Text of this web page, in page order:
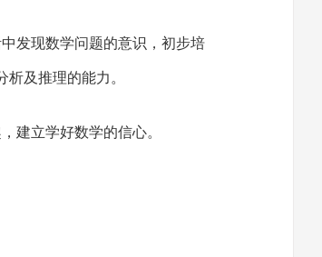
发现数学问题的意识，初步培
及推理的能力。
建立学好数学的信心。